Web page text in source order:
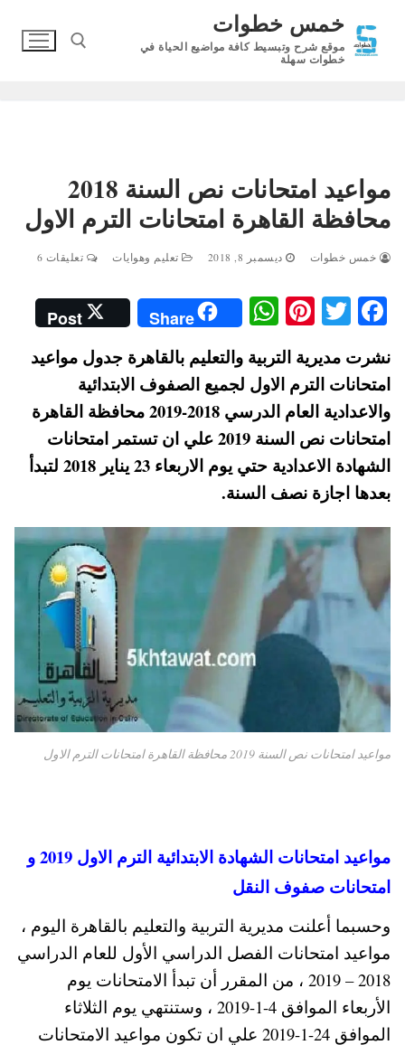
المحتوى
خمس خطوات
موقع شرح وتبسيط كافة مواضيع الحياة في
خطوات سهلة
مواعيد امتحانات نص السنة 2018
محافظة القاهرة امتحانات الترم الاول
خمس خطوات ديسمبر 8, 2018 تعليم وهوايات تعليقات 6
Fa
bo
ok
T
tte
r
Pi
nt
er
es
t
W
ha
ts
A
pp
Share
Post
نشرت مديرية التربية والتعليم بالقاهرة جدول مواعيد
امتحانات الترم الاول لجميع الصفوف الابتدائية
والاعدادية العام الدرسي 2018-2019 محافظة القاهرة
امتحانات نص السنة 2019 علي ان تستمر امتحانات
الشهادة الاعدادية حتي يوم الاربعاء 23 يناير 2018 لتبدأ
بعدها اجازة نصف السنة.
مواعيد امتحانات نص السنة 2019 محافظة القاهرة امتحانات الترم الاول
مواعيد امتحانات الشهادة الابتدائية الترم الاول 2019 و
امتحانات صفوف النقل
وحسبما أعلنت مديرية التربية والتعليم بالقاهرة اليوم ،
مواعيد امتحانات الفصل الدراسي الأول للعام الدراسي
2018 – 2019 ، من المقرر أن تبدأ الامتحانات يوم
الأربعاء الموافق 4-1-2019 ، وستنتهي يوم الثلاثاء
الموافق 24-1-2019 علي ان تكون مواعيد الامتحانات